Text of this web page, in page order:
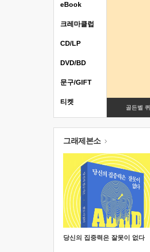
골든벨
eBook
크레마클럽
CD/LP
DVD/BD
문구/GIFT
티켓
그래제본소
당신의 집중력은 잘못이 없다